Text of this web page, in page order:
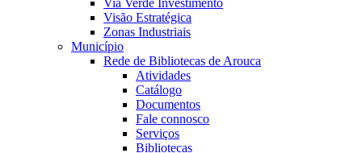
Visão Estratégica
Zonas Industriais
Município
Rede de Bibliotecas de Arouca
Atividades
Catálogo
Documentos
Fale connosco
Serviços
Bibliotecas